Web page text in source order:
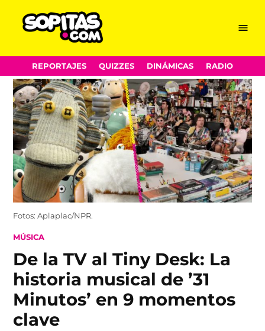
Skip
to
content
Menu
REPORTAJES QUIZZES DINÁMICAS RADIO
Fotos: Aplaplac/NPR.
POSTED
MÚSICA
De la TV al Tiny Desk: La
historia musical de ’31
Minutos’ en 9 momentos
clave